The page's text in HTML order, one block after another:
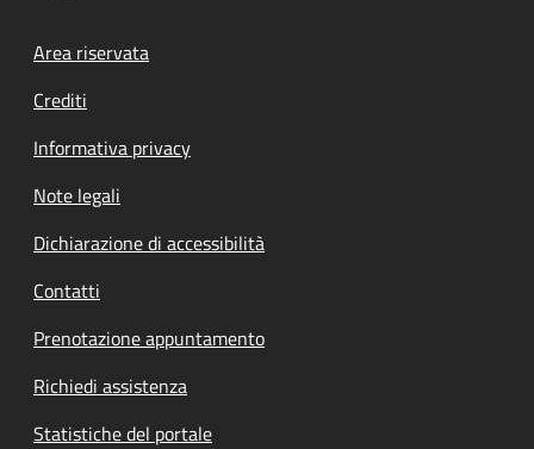
Footer menu
Area riservata
Crediti
Informativa privacy
Note legali
Dichiarazione di accessibilità
Contatti
Prenotazione appuntamento
Richiedi assistenza
Statistiche del portale